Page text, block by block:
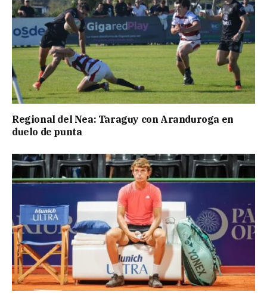
Regional del Nea: Taraguy con Aranduroga en
duelo de punta